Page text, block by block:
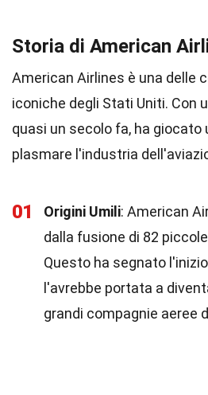
Storia di American
American Airlines è una delle
iconiche degli Stati Uniti. Con
quasi un secolo fa, ha giocato
plasmare l'industria
01 Origini Umili: American
dalla fusione di 82
Questo ha segnato
l'avrebbe portata a
grandi compagnie aeree